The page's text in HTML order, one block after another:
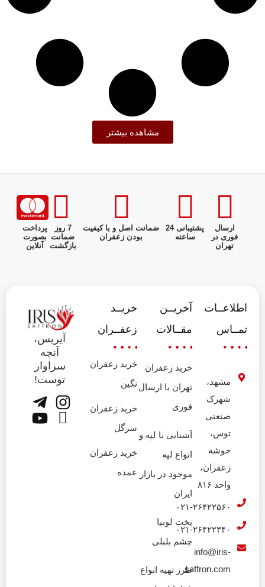
مشاهده بیشتر
ارسال
فوری در
تهران
پشتیبانی 24
ساعته
ضمانت اصل و با کیفیت
بودن زعفران
7 روز
ضمانت
بازگشت
پرداخت
بصورت
آنلاین
اطلاعــات
تمــاس
مشهد،
شهرک
صنعتی
توس،
خوشه
زعفران،
واحد ۸۱۶
۰۲۱-۲۶۴۲۲۵۶۰
۰۲۱-۲۶۴۲۲۳۴۰
info@iris-
saffron.com
آخریــن
مقــالات
خرید زعفران
تهران با ارسال
فوری
آشنایی با لپه و
انواع لپه
موجود در بازار
ایران
پخت لوبیا
چشم بلبلی
طرز تهیه انواع
خریــد
زعفــران
خرید زعفران
نگین
خرید زعفران
سرگل
خرید زعفران
عمده
آیریس،
آنچه
سزاوار
توست!